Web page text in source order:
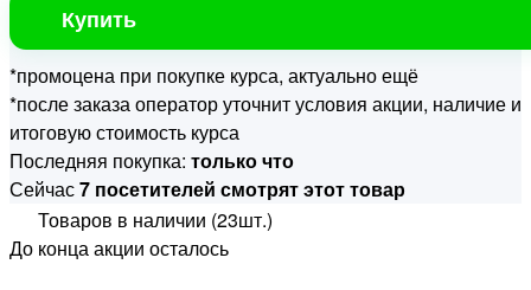
Купить
*промоцена при покупке курса, актуально ещё
*после заказа оператор уточнит условия акции, наличие и
итоговую стоимость курса
Последняя покупка: только что
Сейчас7 посетителей смотрят этот товар
Товаров в наличии (23шт.)
До конца акции осталось